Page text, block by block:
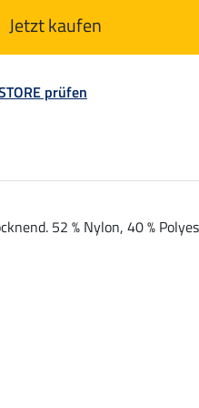
Jetzt kaufen
prüfen
52 % Nylon, 40 %